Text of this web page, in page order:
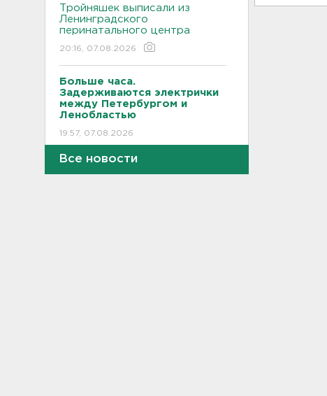
Тройняшек выписали из
Ленинградского
перинатального центра
20:16, 07.08.2026
Больше часа.
Задерживаются электрички
между Петербургом и
Ленобластью
19:57, 07.08.2026
спецтранспорта не поделили
Все новости